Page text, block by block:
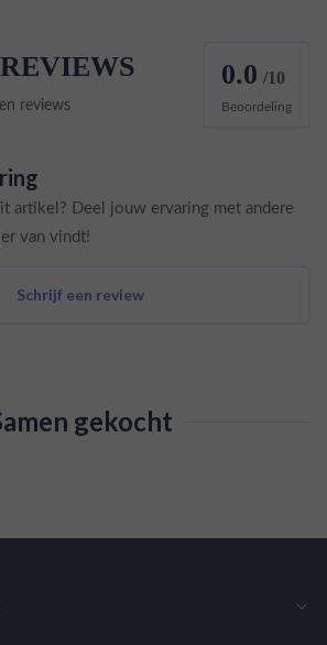
reviews
0.0 /10
Beoordeling
artikel? Deel jouw ervaring met andere
van vindt!
Schrijf een review
gekocht